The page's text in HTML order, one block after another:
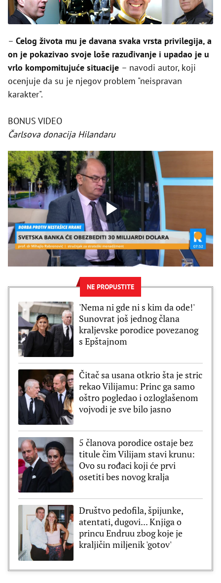
– Celog života mu je davana svaka vrsta privilegija, a
on je pokazivao svoje loše razuđivanje i upadao je u
vrlo kompomitujuće situacije – navodi autor, koji
ocenjuje da su je njegov problem "neispravan
karakter".
BONUS VIDEO
Čarlsova donacija Hilandaru
NE PROPUSTITE
'Nema ni gde ni s kim da ode!'
Sunovrat još jednog člana
kraljevske porodice povezanog
s Epštajnom
Čitač sa usana otkrio šta je stric
rekao Vilijamu: Princ ga samo
oštro pogledao i ozloglašenom
vojvodi je sve bilo jasno
5 članova porodice ostaje bez
titule čim Vilijam stavi krunu:
Ovo su rođaci koji će prvi
osetiti bes novog kralja
Društvo pedofila, špijunke,
atentati, dugovi... Knjiga o
princu Endruu zbog koje je
kraljičin miljenik 'gotov'